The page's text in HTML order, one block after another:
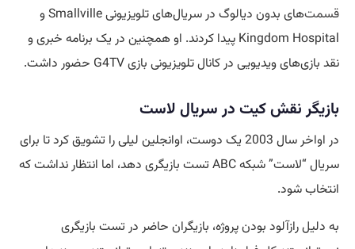
قسمت
‌های بدون دیالوگ در سریال‌های تلویزیونی Smallville و
Kingdom Hospital پیدا کردند. او همچنین در یک برنامه خبری و
نقد بازی‌های ویدیویی در کانال تلویزیونی بازی G4TV حضور داشت.
بازیگر نقش کیت در سریال لاست
در اواخر سال 2003 یک دوست، اوانجلین لیلی را تشویق کرد تا برای
سریال “لاست” شبکه ABC تست بازیگری دهد، اما انتظار نداشت که
انتخاب شود.
به دلیل رازآلود بودن پروژه، بازیگران حاضر در تست بازیگری